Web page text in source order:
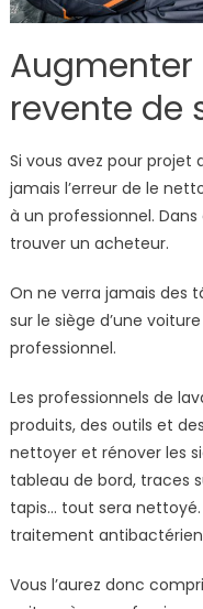
revente de
Si vous avez pour
jamais l’erreur de le
à un professionnel.
trouver un acheteur.
On ne verra jamais des
sur le siège d’une
professionnel.
Les professionnels de
produits, des outils et
nettoyer et rénover les
tableau de bord, traces
tapis… tout sera
traitement
Vous l’aurez donc